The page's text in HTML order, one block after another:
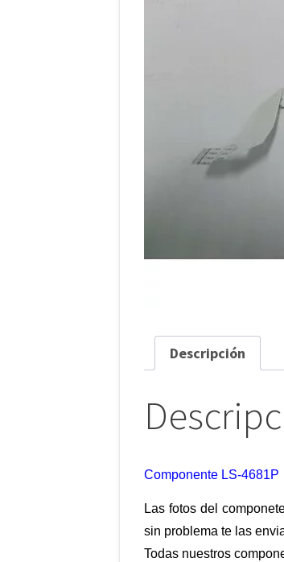
Descripción
Componente LS-4681P
Las fotos del
sin problema te las
Todas nuestros